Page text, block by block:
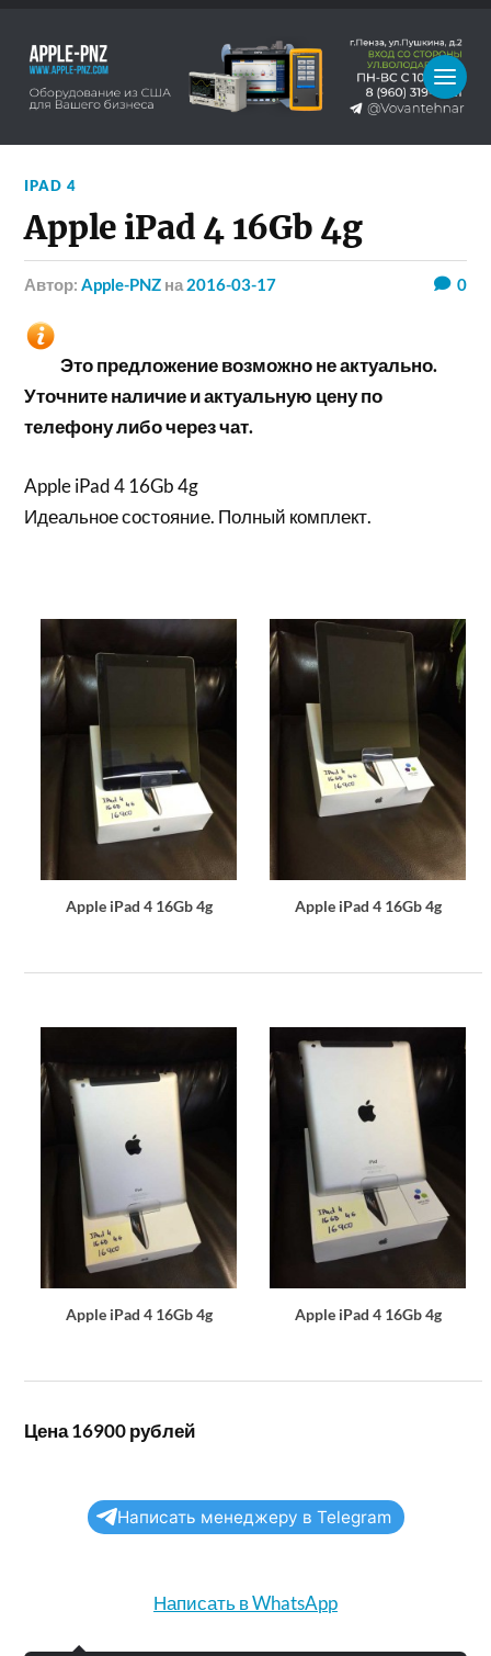
IPAD 4
Apple iPad 4 16Gb 4g
Автор:Apple-PNZ на 2016-03-17 0
Это предложение возможно не актуально.
Уточните наличие и актуальную цену по
телефону либо через чат.
Apple iPad 4 16Gb 4g
Идеальное состояние. Полный комплект.
Apple iPad 4 16Gb 4g Apple iPad 4 16Gb 4g
Apple iPad 4 16Gb 4g Apple iPad 4 16Gb 4g
Цена 16900 рублей
Написать менеджеру в Telegram
Написать в WhatsApp